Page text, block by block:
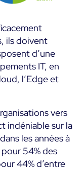
ils doivent
d’une
IT, en
l’Edge et
vers
indéniable sur la
les années à
54% des
44% d’entre